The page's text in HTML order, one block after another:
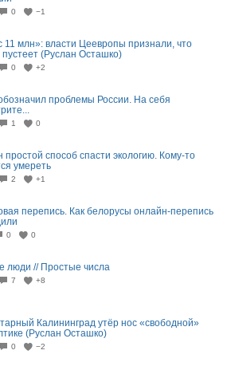
0 −1
11 млн»: власти Цеевропы признали, что
пустеет (Руслан Осташко)
0 +2
проблемы России. На себя
1 0
простой способ спасти экологию. Кому-то
умереть
2 +1
перепись. Как белорусы онлайн-перепись
0 0
люди // Простые числа
7 +8
Калининград утёр нос «свободной»
(Руслан Осташко)
0 −2